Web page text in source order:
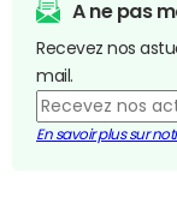
A ne pas
Recevez nos
mail.
En savoir plus sur